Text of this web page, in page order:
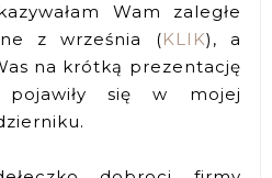
Wam zaległe
z września (KLIK), a
na krótką prezentację
się w mojej